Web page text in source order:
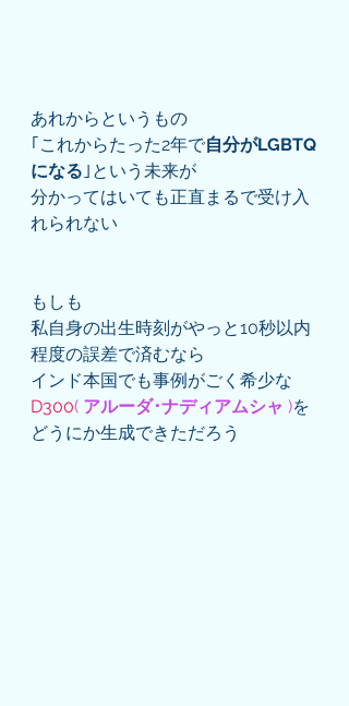
あれからというもの
｢これからたった2年で自分がLGBTQ
になる ｣という未来が
分かってはいても正直まるで受け入
れられない
もしも
私自身の出生時刻がやっと10秒以内
程度の誤差で済むなら
インド本国でも事例がごく希少な
D300( アルーダ･ナディアムシャ )を
どうにか生成できただろう